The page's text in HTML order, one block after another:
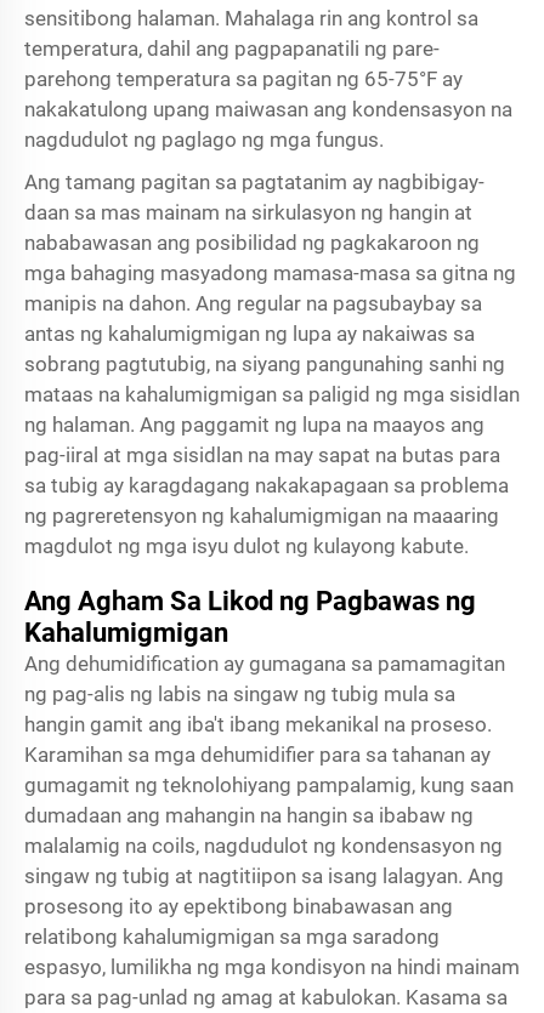
sensitibong halaman. Mahalaga rin ang kontrol sa
temperatura, dahil ang pagpapanatili ng pare-
parehong temperatura sa pagitan ng 65-75°F ay
nakakatulong upang maiwasan ang kondensasyon na
nagdudulot ng paglago ng mga fungus.
Ang tamang pagitan sa pagtatanim ay nagbibigay-
daan sa mas mainam na sirkulasyon ng hangin at
nababawasan ang posibilidad ng pagkakaroon ng
mga bahaging masyadong mamasa-masa sa gitna ng
manipis na dahon. Ang regular na pagsubaybay sa
antas ng kahalumigmigan ng lupa ay nakaiwas sa
sobrang pagtutubig, na siyang pangunahing sanhi ng
mataas na kahalumigmigan sa paligid ng mga sisidlan
ng halaman. Ang paggamit ng lupa na maayos ang
pag-iiral at mga sisidlan na may sapat na butas para
sa tubig ay karagdagang nakakapagaan sa problema
ng pagreretensyon ng kahalumigmigan na maaaring
magdulot ng mga isyu dulot ng kulayong kabute.
Ang Agham Sa Likod ng Pagbawas ng
Kahalumigmigan
Ang dehumidification ay gumagana sa pamamagitan
ng pag-alis ng labis na singaw ng tubig mula sa
hangin gamit ang iba't ibang mekanikal na proseso.
Karamihan sa mga dehumidifier para sa tahanan ay
gumagamit ng teknolohiyang pampalamig, kung saan
dumadaan ang mahangin na hangin sa ibabaw ng
malalamig na coils, nagdudulot ng kondensasyon ng
singaw ng tubig at nagtitiipon sa isang lalagyan. Ang
prosesong ito ay epektibong binabawasan ang
relatibong kahalumigmigan sa mga saradong
espasyo, lumilikha ng mga kondisyon na hindi mainam
para sa pag-unlad ng amag at kabulokan. Kasama sa